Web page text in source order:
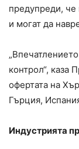
предупреди, че
и могат да
контрол“, каза
офертата на
Гърция,
Индустрията